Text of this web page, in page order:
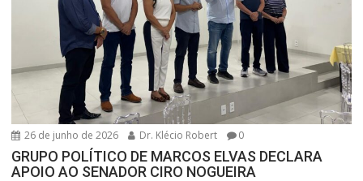
26 de junho de 2026 Dr. Klécio Robert 0
GRUPO POLÍTICO DE MARCOS ELVAS DECLARA
APOIO AO SENADOR CIRO NOGUEIRA